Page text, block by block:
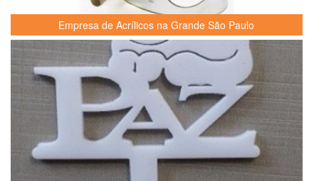
Empresa de Acrílicos na Grande São Paulo